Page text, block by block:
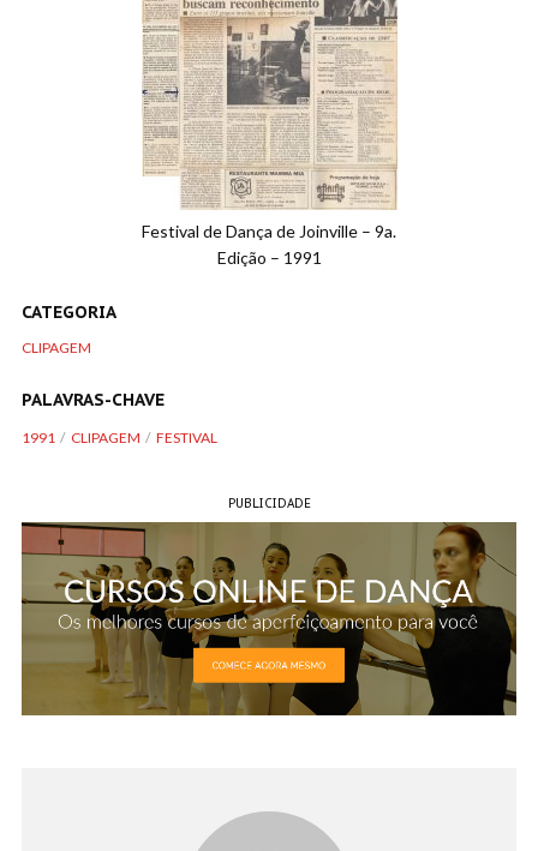
Festival de Dança de Joinville – 9a.
Edição – 1991
CATEGORIA
CLIPAGEM
PALAVRAS-CHAVE
1991 CLIPAGEM FESTIVAL
PUBLICIDADE